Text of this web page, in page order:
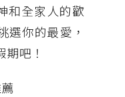
和全家人的歡
選你的最愛，
吧！